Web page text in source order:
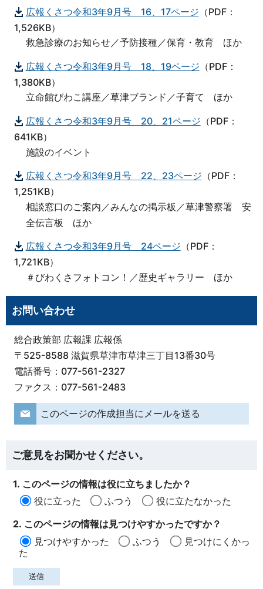
広報くさつ令和3年9月号 16、17ページ （PDF：
1,526KB）
救急診療のお知らせ／予防接種／保育・教育 ほか
広報くさつ令和3年9月号 18、19ページ （PDF：
1,380KB）
立命館びわこ講座／草津ブランド／子育て ほか
広報くさつ令和3年9月号 20、21ページ （PDF：
641KB）
施設のイベント
広報くさつ令和3年9月号 22、23ページ （PDF：
1,251KB）
相談窓口のご案内／みんなの掲示板／草津警察署 安
全伝言板 ほか
広報くさつ令和3年9月号 24ページ （PDF：
1,721KB）
＃びわくさフォトコン！／歴史ギャラリー ほか
お問い合わせ
総合政策部 広報課 広報係
〒525-8588 滋賀県草津市草津三丁目13番30号
電話番号：077-561-2327
ファクス：077-561-2483
このページの作成担当にメールを送る
ご意見をお聞かせください。
1. このページの情報は役に立ちましたか？
役に立った
ふつう
役に立たなかった
2. このページの情報は見つけやすかったですか？
見つけやすかった
ふつう
見つけにくかっ
た